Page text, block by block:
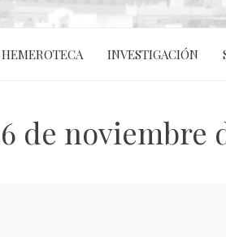
HEMEROTECA INVESTIGACIÓN
de noviembre